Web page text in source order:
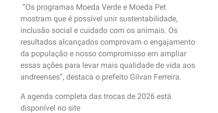
“Os programas Moeda Verde e Moeda Pet
mostram que é possível unir sustentabilidade,
inclusão social e cuidado com os animais. Os
resultados alcançados comprovam o engajamento
da população e nosso compromisso em ampliar
essas ações para levar mais qualidade de vida aos
andreenses”, destaca o prefeito Gilvan Ferreira.
A agenda completa das trocas de 2026 está
disponível no site